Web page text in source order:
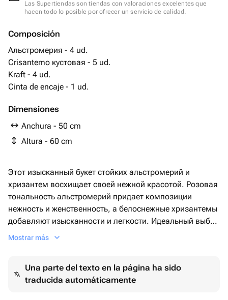
Las Supertiendas son tiendas con valoraciones excelentes que
hacen todo lo posible por ofrecer un servicio de calidad.
Composición
Альстромерия - 4 ud.
Crisantemo кустовая - 5 ud.
Kraft - 4 ud.
Cinta de encaje - 1 ud.
Dimensiones
Anchura - 50 cm
Altura - 60 cm
Этот изысканный букет стойких альстромерий и
хризантем восхищает своей нежной красотой. Розовая
тональность альстромерий придает композиции
нежность и женственность, а белоснежные хризантемы
добавляют изысканности и легкости. Идеальный выбор
для подарка любимому человеку!
этих цветов.
Порадуйте себя или близких этим прекрасным
Mostrar más
Una parte del texto en la página ha sido
traducida automáticamente